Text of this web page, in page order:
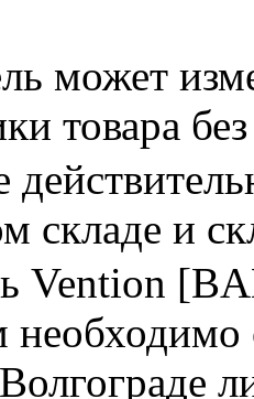
может
товара
складе и
Vention